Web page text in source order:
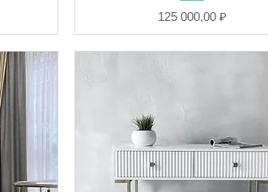
Цена
125 000,00 ₽